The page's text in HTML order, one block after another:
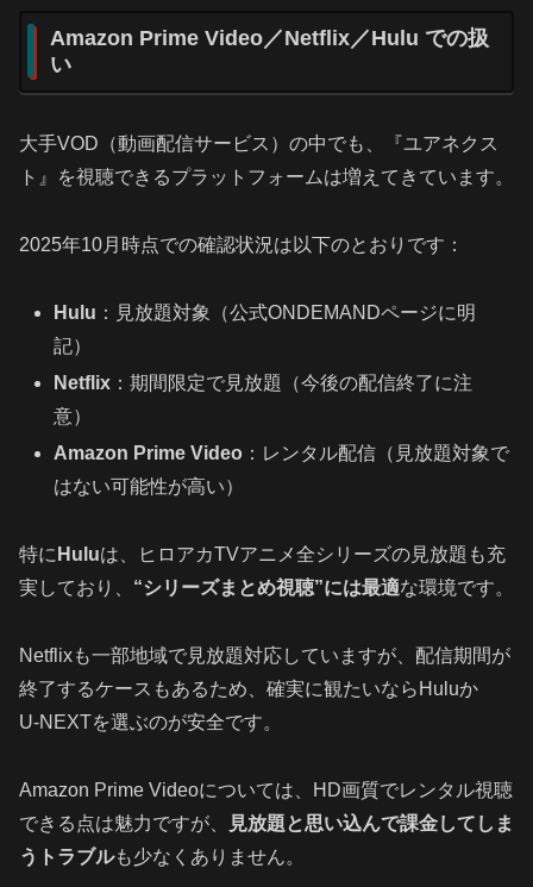
Amazon Prime Video／Netflix／Hulu での扱
い
大手VOD（動画配信サービス）の中でも、『ユアネクス
ト』を視聴できるプラットフォームは増えてきています。
2025年10月時点での確認状況は以下のとおりです：
Hulu ：見放題対象（公式ONDEMANDページに明
記）
Netflix ：期間限定で見放題（今後の配信終了に注
意）
Amazon Prime Video ：レンタル配信（見放題対象で
はない可能性が高い）
特に Huluは、ヒロアカTVアニメ全シリーズの見放題も充
実しており、 “シリーズまとめ視聴”には最適な環境です。
Netflixも一部地域で見放題対応していますが、配信期間が
終了するケースもあるため、確実に観たいならHuluか
U‑NEXTを選ぶのが安全です。
Amazon Prime Videoについては、HD画質でレンタル視聴
できる点は魅力ですが、
見放題と思い込んで課金してしま
うトラブルも少なくありません。